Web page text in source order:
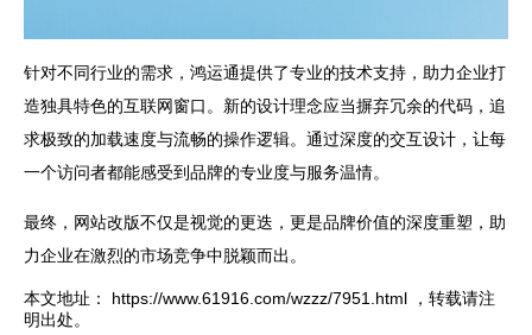
针对不同行业的需求，鸿运通提供了专业的技术支持，助力企业打
造独具特色的互联网窗口。新的设计理念应当摒弃冗余的代码，追
求极致的加载速度与流畅的操作逻辑。通过深度的交互设计，让每
一个访问者都能感受到品牌的专业度与服务温情。
最终， 网站改版不仅是视觉的更迭，更是品牌价值的深度重塑，助
力企业在激烈的市场竞争中脱颖而出。
本文地址： https://www.61916.com/wzzz/7951.html
，转载请注
明出处。